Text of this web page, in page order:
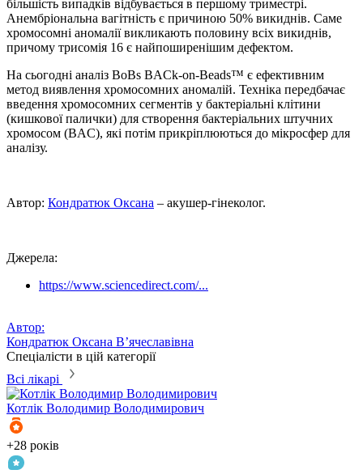
більшість випадків відбувається в першому триместрі.
Анембріональна вагітність є причиною 50% викиднів. Саме
хромосомні аномалії викликають половину всіх викиднів,
причому трисомія 16 є найпоширенішим дефектом.
На сьогоднi аналіз BoBs BACk-on-Beads™ є ефективним
метод виявлення хромосомних аномалій. Техніка передбачає
введення хромосомних сегментів у бактеріальні клітини
(кишкової палички) для створення бактеріальних штучних
хромосом (BAC), які потім прикріплюються до мікросфер для
аналізу.
Автор: Кондратюк Оксана – акушер-гінеколог.
Джерела:
https://www.sciencedirect.com/...
Автор:
Кондратюк Оксана В’ячеславівна
Спеціалісти в цій категорії
Всі лікарі
Котлік Володимир Володимирович
+28 років